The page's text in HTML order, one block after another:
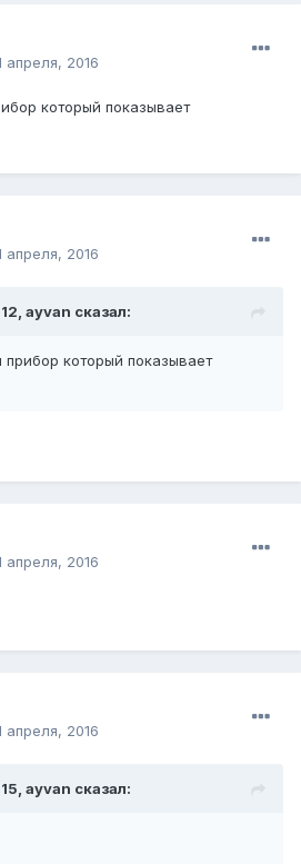
апреля, 2016
который показывает
апреля, 2016
ayvan сказал:
который показывает
апреля, 2016
апреля, 2016
ayvan сказал: